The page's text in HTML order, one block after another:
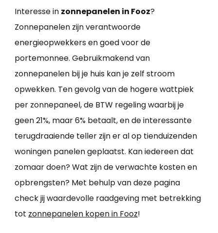
Interesse in zonnepanelen in Fooz?
Zonnepanelen zijn verantwoorde
energieopwekkers en goed voor de
portemonnee. Gebruikmakend van
zonnepanelen bij je huis kan je zelf stroom
opwekken. Ten gevolg van de hogere wattpiek
per zonnepaneel, de BTW regeling waarbij je
geen 21%, maar 6% betaalt, en de interessante
terugdraaiende teller zijn er al op tienduizenden
woningen panelen geplaatst. Kan iedereen dat
zomaar doen? Wat zijn de verwachte kosten en
opbrengsten? Met behulp van deze pagina
check jij waardevolle raadgeving met betrekking
tot zonnepanelen kopen in Fooz!